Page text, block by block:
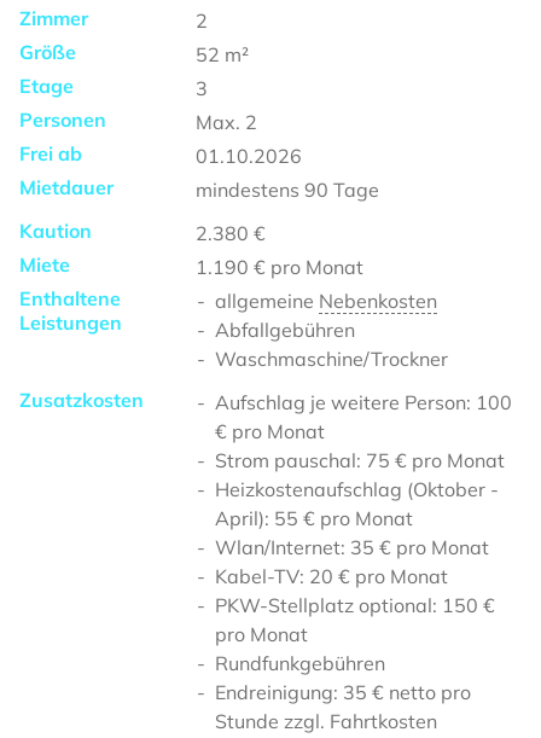
Zimmer
2
Größe
52 m²
Etage
3
Personen
Max. 2
Frei ab
01.10.2026
Mietdauer
mindestens 90 Tage
Kaution
2.380 €
Miete
1.190 € pro Monat
Enthaltene
Leistungen
allgemeine Nebenkosten
Abfallgebühren
Waschmaschine/Trockner
Zusatzkosten
Aufschlag je weitere Person: 100
€ pro Monat
Strom pauschal: 75 € pro Monat
Heizkostenaufschlag (Oktober -
April): 55 € pro Monat
Wlan/Internet: 35 € pro Monat
Kabel-TV: 20 € pro Monat
PKW-Stellplatz optional: 150 €
pro Monat
Rundfunkgebühren
Endreinigung: 35 € netto pro
Stunde zzgl. Fahrtkosten